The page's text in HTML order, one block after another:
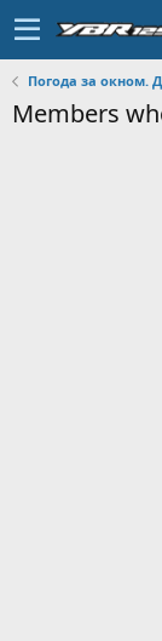
Погода за окном.
Members